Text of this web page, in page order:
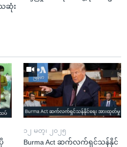
ဆုံး
၁၂ မတ္၊ ၂၀၂၅
Burma Act ဆက်လက်ရှင်သန်နိုင်